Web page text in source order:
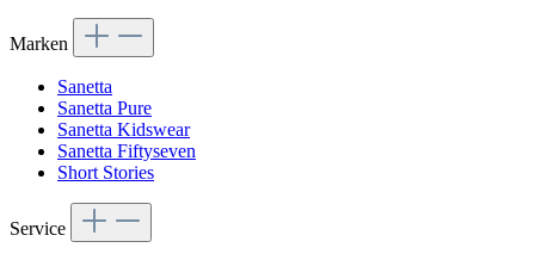
Marken
Sanetta
Sanetta Pure
Sanetta Kidswear
Sanetta Fiftyseven
Short Stories
Service